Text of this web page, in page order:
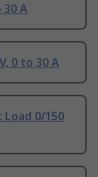
30 A
0 to 30 A
Load 0/150